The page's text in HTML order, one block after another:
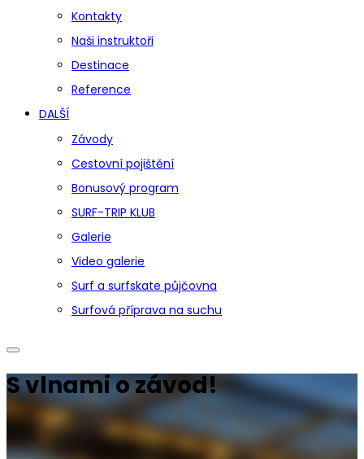
Kontakty
Naši instruktoři
Destinace
Reference
DALŠÍ
Závody
Cestovní pojištění
Bonusový program
SURF-TRIP KLUB
Galerie
Video galerie
Surf a surfskate půjčovna
Surfová příprava na suchu
S vlnami o závod!